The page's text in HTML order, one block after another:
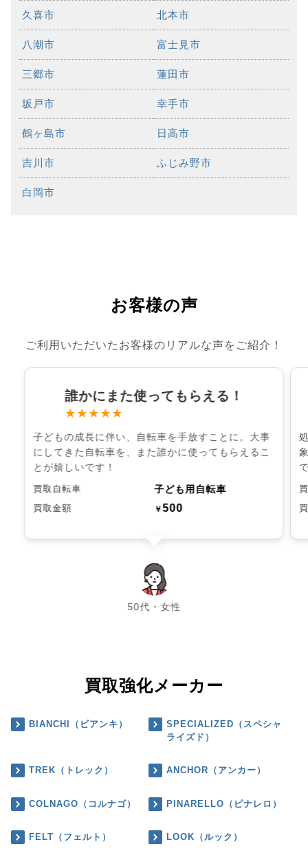
久喜市 北本市
八潮市 富士見市
三郷市 蓮田市
坂戸市 幸手市
鶴ヶ島市 日高市
吉川市 ふじみ野市
白岡市
お客様の声
ご利用いただいたお客様のリアルな声をご紹介！
誰かにまた使ってもらえる！
★★★★★
子どもの成長に伴い、自転車を手放すことに。大事
にしてきた自転車を、また誰かに使ってもらえるこ
とが嬉しいです！
買取自転車 子ども用自転車
買取金額 ￥500
50代・女性
chevron_left chevron_right
買取強化メーカー
BIANCHI（ビアンキ）
SPECIALIZED（スペシャ
ライズド）
TREK（トレック） ANCHOR（アンカー）
COLNAGO（コルナゴ） PINARELLO（ピナレロ）
FELT（フェルト） LOOK（ルック）